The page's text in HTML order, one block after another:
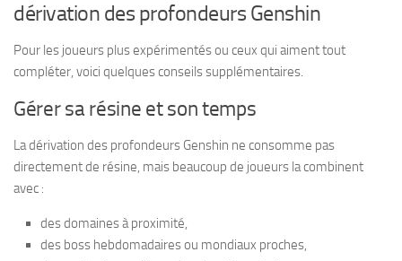
dérivation des profondeurs Genshin
Pour les joueurs plus expérimentés ou ceux qui aiment tout
compléter, voici quelques conseils supplémentaires.
Gérer sa résine et son temps
La dérivation des profondeurs Genshin ne consomme pas
directement de résine, mais beaucoup de joueurs la combinent
avec :
des domaines à proximité,
des boss hebdomadaires ou mondiaux proches,